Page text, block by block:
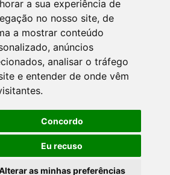
a sua experiência de
no nosso site, de
a mostrar conteúdo
anúncios
analisar o tráfego
e entender de onde vêm
Concordo
Eu recuso
as minhas preferências
Desporto, Lazer e Turismo
Agricultura e Meio Ambiente